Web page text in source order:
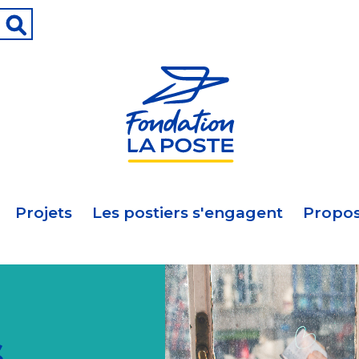
Projets Les postiers s'engagent